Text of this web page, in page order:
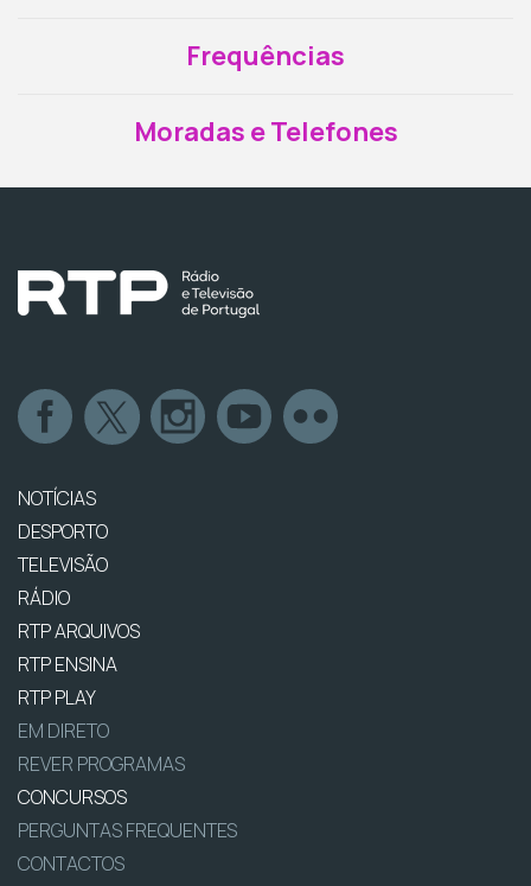
Frequências
Moradas e Telefones
NOTÍCIAS
DESPORTO
TELEVISÃO
RÁDIO
RTP ARQUIVOS
RTP ENSINA
RTP PLAY
EM DIRETO
REVER PROGRAMAS
CONCURSOS
PERGUNTAS FREQUENTES
CONTACTOS